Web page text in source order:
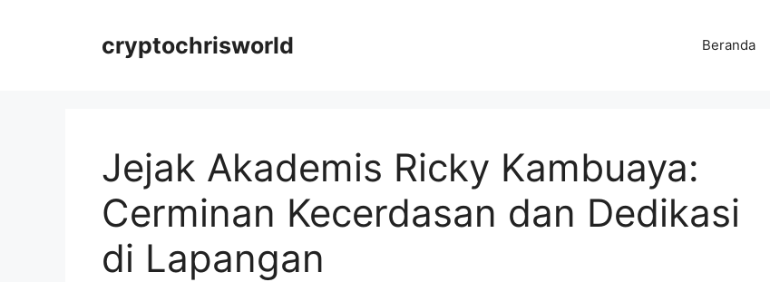
cryptochrisworld Beranda
Jejak Akademis Ricky Kambuaya:
Cerminan Kecerdasan dan Dedikasi
di Lapangan